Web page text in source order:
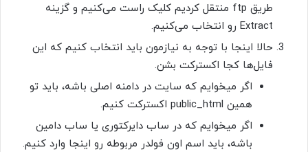
طریق ftp منتقل کردیم کلیک راست می‌کنیم و گزینه
Extract رو انتخاب می‌کنیم.
حالا اینجا با توجه به نیازمون باید انتخاب کنیم که این
فایل‌ها کجا اکسترکت بشن.
اگر میخوایم که سایت در دامنه اصلی باشه، باید تو
همین public_html اکسترکت کنیم.
اگر میخوایم که در ساب دایرکتوری یا ساب دامین
باشه، باید اسم اون فولدر مربوطه رو اینجا وارد کنیم.